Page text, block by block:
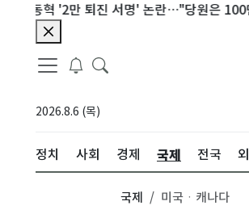
'2만 퇴진 서명' 논란…"당원은 100만명"
2026.8.6 (목)
정치 사회 경제 국제 전국
국제 미국ㆍ캐나다